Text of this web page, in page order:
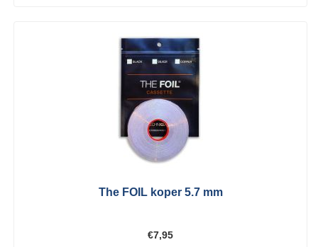
The FOIL koper 5.7 mm
€7,95